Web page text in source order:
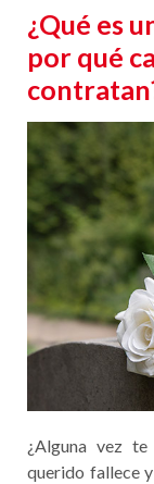
¿Qué es
por qué
¿Alguna vez
querido fallece